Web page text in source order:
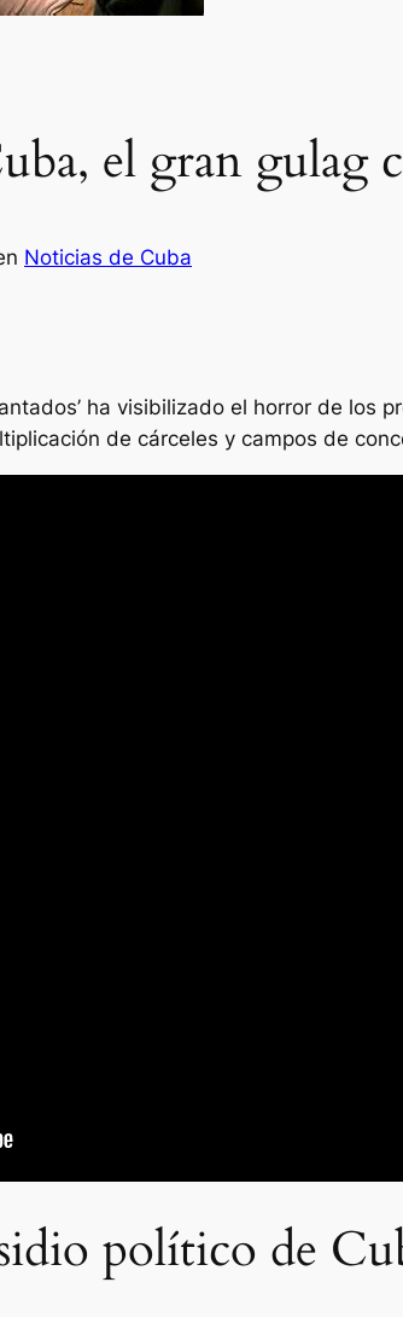
el gran gulag
Noticias de Cuba
ha visibilizado el horror de los
de cárceles y campos de
político de